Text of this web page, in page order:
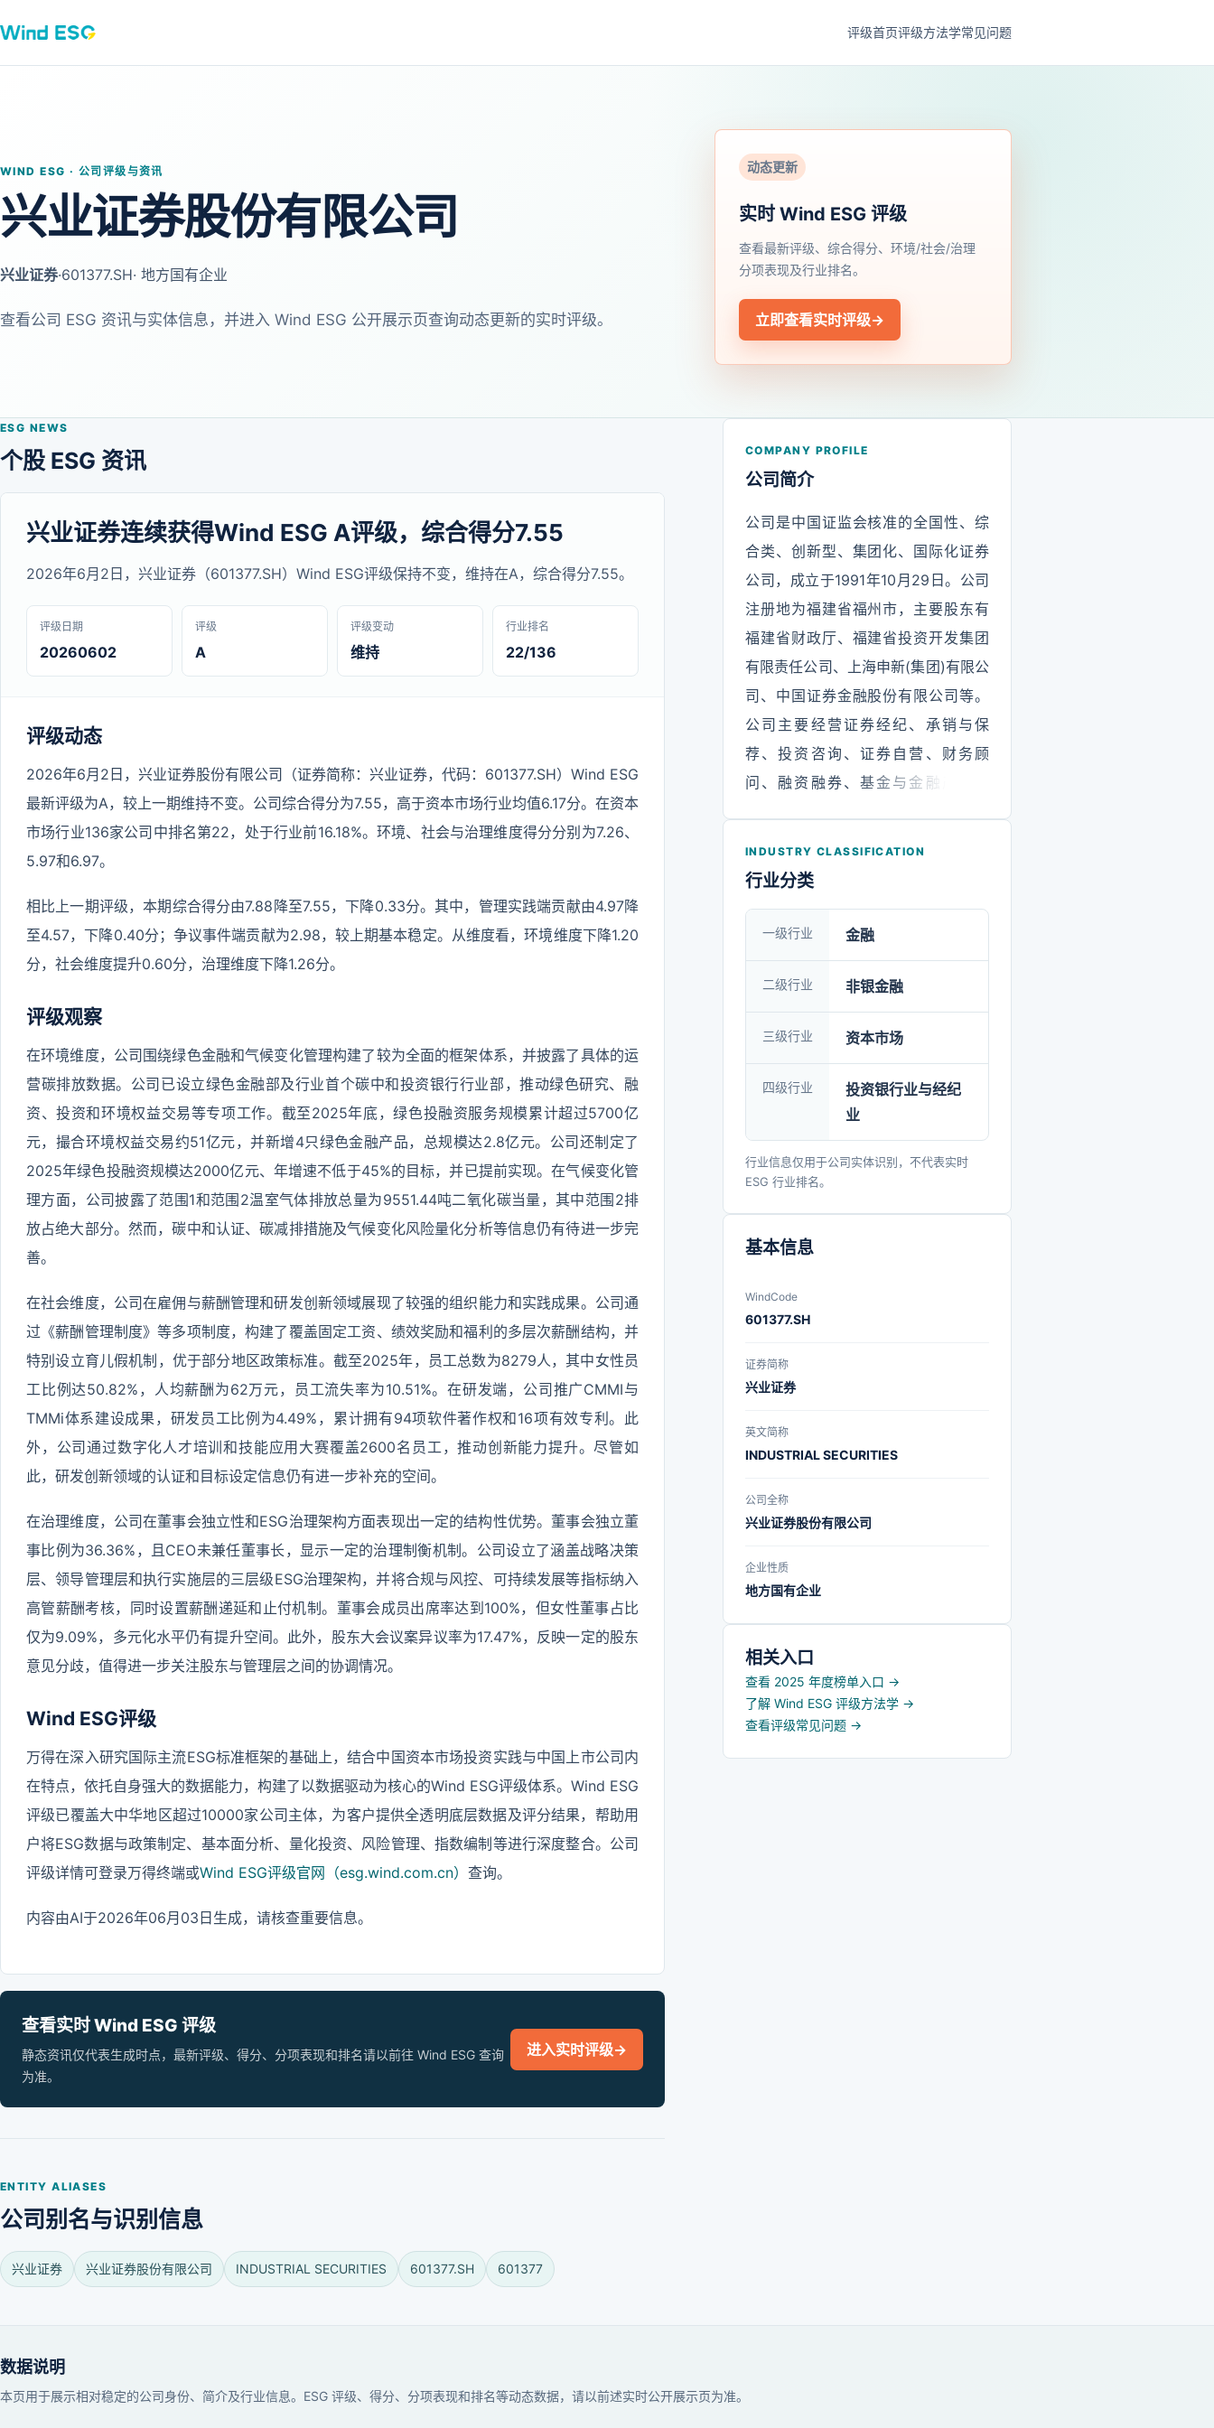
评级首页评级方法学常见问题
WIND ESG · 公司评级与资讯
兴业证券股份有限公司
兴业证券·601377.SH· 地方国有企业
查看公司 ESG 资讯与实体信息，并进入 Wind ESG 公开展示页查询动态更新的实时评级。
动态更新
实时 Wind ESG 评级
查看最新评级、综合得分、环境/社会/治理
分项表现及行业排名。
立即查看实时评级→
ESG NEWS
个股 ESG 资讯
兴业证券连续获得Wind ESG A评级，综合得分7.55
2026年6月2日，兴业证券（601377.SH）Wind ESG评级保持不变，维持在A，综合得分7.55。
评级日期
20260602
评级
A
评级变动
维持
行业排名
22/136
评级动态
2026年6月2日，兴业证券股份有限公司（证券简称：兴业证券，代码：601377.SH）Wind ESG
最新评级为A，较上一期维持不变。公司综合得分为7.55，高于资本市场行业均值6.17分。在资本
市场行业136家公司中排名第22，处于行业前16.18%。环境、社会与治理维度得分分别为7.26、
5.97和6.97。
相比上一期评级，本期综合得分由7.88降至7.55，下降0.33分。其中，管理实践端贡献由4.97降
至4.57，下降0.40分；争议事件端贡献为2.98，较上期基本稳定。从维度看，环境维度下降1.20
分，社会维度提升0.60分，治理维度下降1.26分。
评级观察
在环境维度，公司围绕绿色金融和气候变化管理构建了较为全面的框架体系，并披露了具体的运
营碳排放数据。公司已设立绿色金融部及行业首个碳中和投资银行行业部，推动绿色研究、融
资、投资和环境权益交易等专项工作。截至2025年底，绿色投融资服务规模累计超过5700亿
元，撮合环境权益交易约51亿元，并新增4只绿色金融产品，总规模达2.8亿元。公司还制定了
2025年绿色投融资规模达2000亿元、年增速不低于45%的目标，并已提前实现。在气候变化管
理方面，公司披露了范围1和范围2温室气体排放总量为9551.44吨二氧化碳当量，其中范围2排
放占绝大部分。然而，碳中和认证、碳减排措施及气候变化风险量化分析等信息仍有待进一步完
善。
在社会维度，公司在雇佣与薪酬管理和研发创新领域展现了较强的组织能力和实践成果。公司通
过《薪酬管理制度》等多项制度，构建了覆盖固定工资、绩效奖励和福利的多层次薪酬结构，并
特别设立育儿假机制，优于部分地区政策标准。截至2025年，员工总数为8279人，其中女性员
工比例达50.82%，人均薪酬为62万元，员工流失率为10.51%。在研发端，公司推广CMMI与
TMMi体系建设成果，研发员工比例为4.49%，累计拥有94项软件著作权和16项有效专利。此
外，公司通过数字化人才培训和技能应用大赛覆盖2600名员工，推动创新能力提升。尽管如
此，研发创新领域的认证和目标设定信息仍有进一步补充的空间。
在治理维度，公司在董事会独立性和ESG治理架构方面表现出一定的结构性优势。董事会独立董
事比例为36.36%，且CEO未兼任董事长，显示一定的治理制衡机制。公司设立了涵盖战略决策
层、领导管理层和执行实施层的三层级ESG治理架构，并将合规与风控、可持续发展等指标纳入
高管薪酬考核，同时设置薪酬递延和止付机制。董事会成员出席率达到100%，但女性董事占比
仅为9.09%，多元化水平仍有提升空间。此外，股东大会议案异议率为17.47%，反映一定的股东
意见分歧，值得进一步关注股东与管理层之间的协调情况。
Wind ESG评级
万得在深入研究国际主流ESG标准框架的基础上，结合中国资本市场投资实践与中国上市公司内
在特点，依托自身强大的数据能力，构建了以数据驱动为核心的Wind ESG评级体系。Wind ESG
评级已覆盖大中华地区超过10000家公司主体，为客户提供全透明底层数据及评分结果，帮助用
户将ESG数据与政策制定、基本面分析、量化投资、风险管理、指数编制等进行深度整合。公司
评级详情可登录万得终端或Wind ESG评级官网（esg.wind.com.cn） 查询。
内容由AI于2026年06月03日生成，请核查重要信息。
查看实时 Wind ESG 评级
静态资讯仅代表生成时点，最新评级、得分、分项表现和排名请以前往 Wind ESG 查询
为准。
进入实时评级→
ENTITY ALIASES
公司别名与识别信息
兴业证券 兴业证券股份有限公司 INDUSTRIAL SECURITIES 601377.SH 601377
COMPANY PROFILE
公司简介
公司是中国证监会核准的全国性、综
合类、创新型、集团化、国际化证券
公司，成立于1991年10月29日。公司
注册地为福建省福州市，主要股东有
福建省财政厅、福建省投资开发集团
有限责任公司、上海申新(集团)有限公
司、中国证券金融股份有限公司等。
公司主要经营证券经纪、承销与保
荐、投资咨询、证券自营、财务顾
问、融资融券、基金与金融产品代
支机构，其中分公司119家、证券营业
公司、兴证期货有限公司；全资拥有
兴证(香港)金融控股有限公司、兴证证
券资产管理有限公司、兴证创新资本
管理有限公司、兴证投资管理有限公
司；经营海峡股权交易中心(福建)有限
司、中证信用增进股份有限公司、中
通股份有限公司；设立兴业证券慈善
基金会，专门从事慈善公益与扶贫活
动。兴证国际金融集团有限公司于
2019年1月在香港联交所主板上市，是
2023年4月，公司旗下新加坡子公司
章。公司自成立以来，始终坚持依法
经营、稳健经营、文明经营。在中国
下，公司提出了“建设一流证券金融集
化、国际化方向奋力迈进。明确提出
要把公司建设成为具有一流的资本实
力，一流的风险管理能力，一流的竞
争能力和盈利能力，一流的人才和优
秀企业文化、科学的机制体制以及较
强国际竞争力的一流证券金融集团。
INDUSTRY CLASSIFICATION
行业分类
一级行业 金融
二级行业 非银金融
三级行业 资本市场
四级行业
投资银行业与经纪
业
行业信息仅用于公司实体识别，不代表实时
ESG 行业排名。
基本信息
WindCode
601377.SH
证券简称
兴业证券
英文简称
INDUSTRIAL SECURITIES
公司全称
兴业证券股份有限公司
企业性质
地方国有企业
相关入口
查看 2025 年度榜单入口 →
了解 Wind ESG 评级方法学 →
查看评级常见问题 →
数据说明
本页用于展示相对稳定的公司身份、简介及行业信息。ESG 评级、得分、分项表现和排名等动态数据，请以前述实时公开展示页为准。